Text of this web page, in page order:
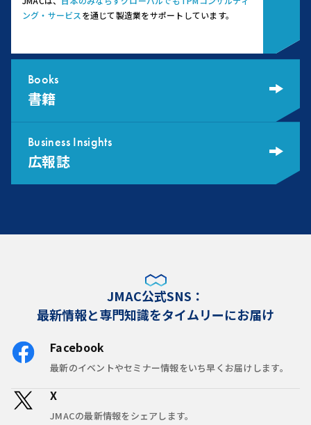
ング・サービス を通じて製造業をサポートしています。
Books
書籍
Business Insights
広報誌
JMAC公式SNS：
最新情報と専門知識をタイムリーにお届け
Facebook
最新のイベントやセミナー情報をいち早くお届けします。
X
JMACの最新情報をシェアします。